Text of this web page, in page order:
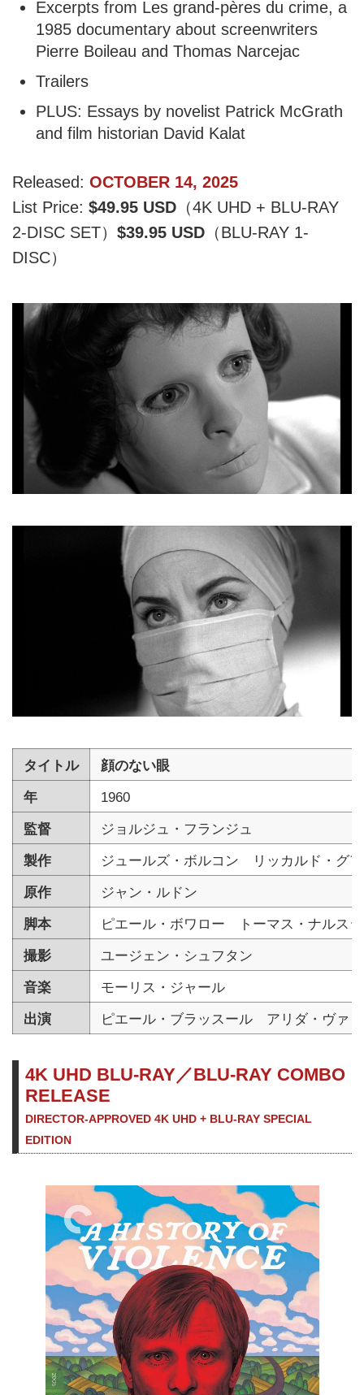
Excerpts from Les grand-pères du crime, a
1985 documentary about screenwriters
Pierre Boileau and Thomas Narcejac
Trailers
PLUS: Essays by novelist Patrick McGrath
and film historian David Kalat
Released: OCTOBER 14, 2025
List Price: $49.95 USD （4K UHD + BLU-RAY
2-DISC SET） $39.95 USD （BLU-RAY 1-
DISC）
タイトル
顔のない眼
年
1960
監督
ジョルジュ・フランジュ
製作
ジュールズ・ボルコン リッカルド・グ
原作
ジャン・ルドン
脚本
ピエール・ボワロー トーマス・ナルス
撮影
ユージェン・シュフタン
音楽
モーリス・ジャール
出演
ピエール・ブラッスール アリダ・ヴァ
4K UHD BLU-RAY／BLU-RAY COMBO
RELEASE
DIRECTOR-APPROVED 4K UHD + BLU-RAY SPECIAL
EDITION